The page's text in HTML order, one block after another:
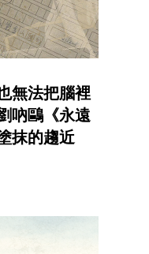
無法把腦裡
吶鷗《永遠
抹的趨近